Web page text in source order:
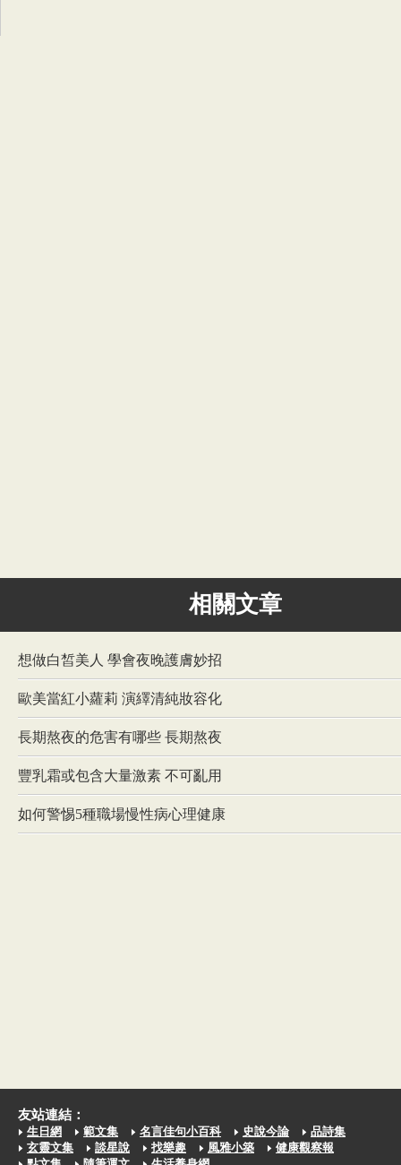
相關文章
想做白皙美人 學會夜晚護膚妙招
歐美當紅小蘿莉 演繹清純妝容化
長期熬夜的危害有哪些 長期熬夜
豐乳霜或包含大量激素 不可亂用
如何警惕5種職場慢性病心理健康
友站連結：
生日網 範文集 名言佳句小百科 史說今論
品詩集
玄靈文集
談星說 找樂趣 風雅小築
健康觀察報